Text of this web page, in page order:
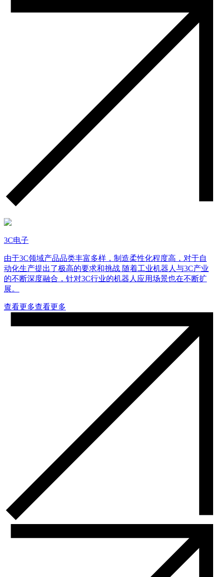
3C电子
由于3C领域产品品类丰富多样，制造柔性化程度高，对于自
动化生产提出了极高的要求和挑战 随着工业机器人与3C产业
的不断深度融合，针对3C行业的机器人应用场景也在不断扩
展。
查看更多查看更多